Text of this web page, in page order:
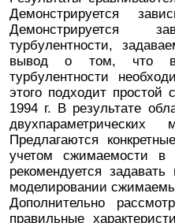
Демонстрируется
Демонстрируется
турбулентности,
вывод о том, что в
турбулентности
этого подходит простой
1994 г. В результате
Предлагаются
учетом сжимаемости в
рекомендуется
моделировании
Дополнительно
правильные